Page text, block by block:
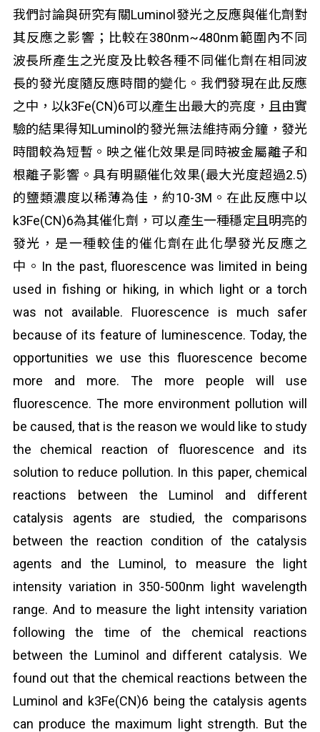
我們討論與研究有關Luminol發光之反應與催化劑對
其反應之影響；比較在380nm~480nm範圍內不同
波長所產生之光度及比較各種不同催化劑在相同波
長的發光度隨反應時間的變化。我們發現在此反應
之中，以k3Fe(CN)6可以產生出最大的亮度，且由實
驗的結果得知Luminol的發光無法維持兩分鐘，發光
時間較為短暫。映之催化效果是同時被金屬離子和
根離子影響。具有明顯催化效果(最大光度超過2.5)
的鹽類濃度以稀薄為佳，約10-3M。在此反應中以
k3Fe(CN)6為其催化劑，可以產生一種穩定且明亮的
發光，是一種較佳的催化劑在此化學發光反應之
中。In the past, fluorescence was limited in being
used in fishing or hiking, in which light or a torch
was not available. Fluorescence is much safer
because of its feature of luminescence. Today, the
opportunities we use this fluorescence become
more and more. The more people will use
fluorescence. The more environment pollution will
be caused, that is the reason we would like to study
the chemical reaction of fluorescence and its
solution to reduce pollution. In this paper, chemical
reactions between the Luminol and different
catalysis agents are studied, the comparisons
between the reaction condition of the catalysis
agents and the Luminol, to measure the light
intensity variation in 350-500nm light wavelength
range. And to measure the light intensity variation
following the time of the chemical reactions
between the Luminol and different catalysis. We
found out that the chemical reactions between the
Luminol and k3Fe(CN)6 being the catalysis agents
can produce the maximum light strength. But the